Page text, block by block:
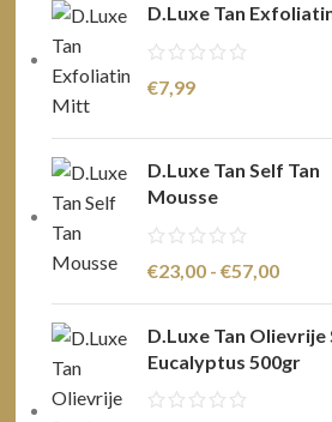
D.Luxe Tan
€7,99
D.Luxe Tan Self Tan
Mousse
€23,00 - €57,00
D.Luxe Tan Olievrije
Eucalyptus 500gr